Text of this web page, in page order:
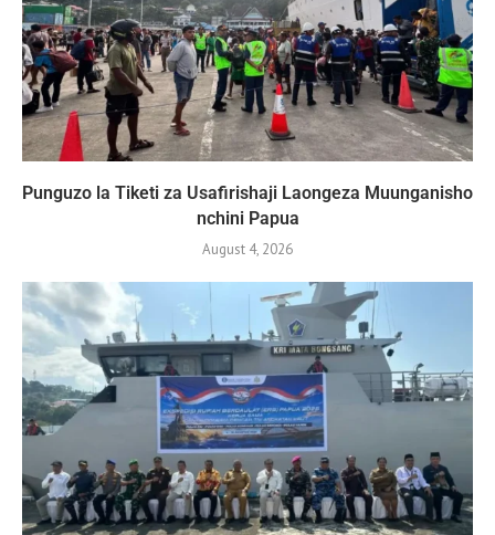
Punguzo la Tiketi za Usafirishaji Laongeza Muunganisho
nchini Papua
August 4, 2026